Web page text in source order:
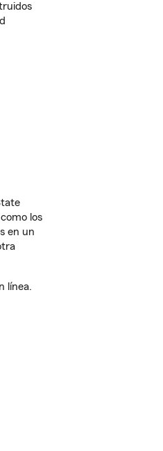
los
en un
línea.